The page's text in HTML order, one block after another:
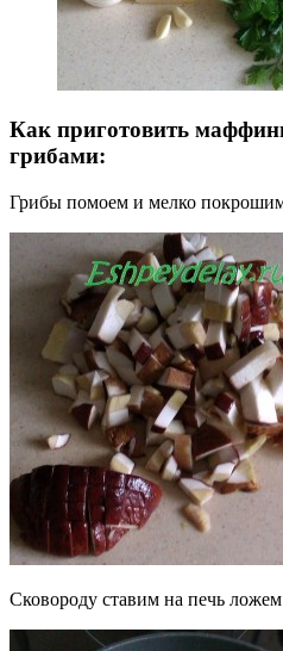
Как приготовить
грибами:
Грибы помоем и мелко
Сковороду ставим на печь ложем